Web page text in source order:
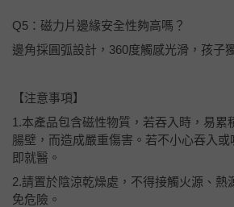
Q5：磁力片邊緣安全性夠高嗎？
邊角採圓弧設計，360度觸感光滑，孩子
【注意事項】
1.本產品包含磁性物質，若吞入時，易累
腸壁，而造成嚴重傷害。若不小心吞入
即就醫。
2.請置於陰涼乾燥處，不得接觸火源、熱
免危險。